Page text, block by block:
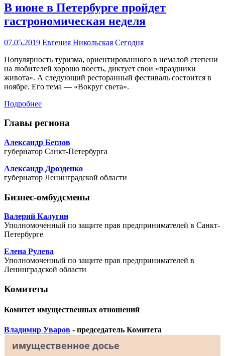
В июне в Петербурге пройдет
гастрономическая неделя
07.05.2019 Евгения Никольская Сегодня
Популярность туризма, ориентированного в немалой степени
на любителей хорошо поесть, диктует свои «праздники
живота». А следующий ресторанный фестиваль состоится в
ноябре. Его тема — «Вокруг света».
Подробнее
Главы региона
Александр Беглов
губернатор Санкт-Петербурга
Александр Дрозденко
губернатор Ленинградской области
Бизнес-омбудсмены
Валерий Калугин
Уполномоченный по защите прав предпринимателей в Санкт-
Петербурге
Елена Рулева
Уполномоченный по защите прав предпринимателей в
Ленинградской области
Комитеты
Комитет имущественных отношений
Владимир Уваров - председатель Комитета
имущественное досье